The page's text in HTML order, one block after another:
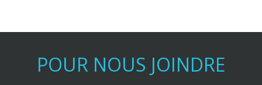
POUR NOUS JOINDRE